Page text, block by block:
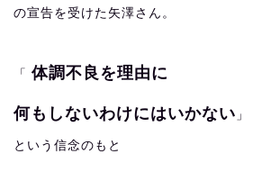
の宣告を受けた矢澤さん。
「 体調不良を理由に
何もしないわけにはいかない 」
という信念のもと